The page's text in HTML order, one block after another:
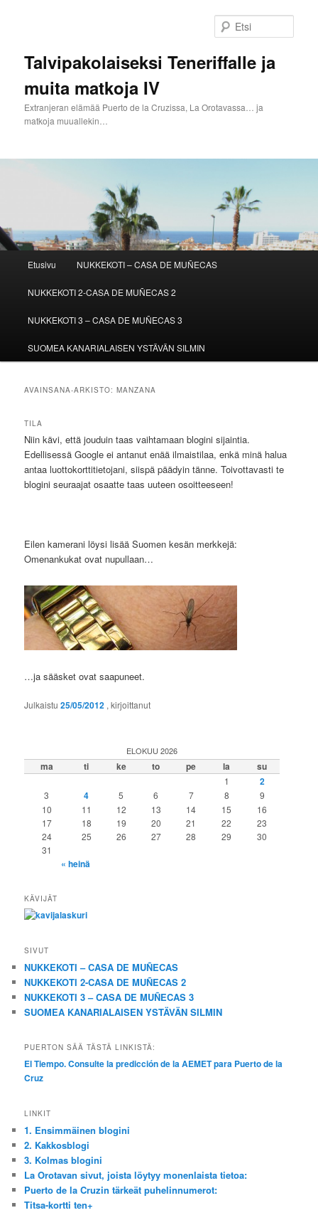
Talvipakolaiseksi Teneriffalle ja
muita matkoja IV
Extranjeran elämää Puerto de la Cruzissa, La Orotavassa… ja
matkoja muuallekin…
Etusivu NUKKEKOTI – CASA DE MUÑECAS
NUKKEKOTI 2-CASA DE MUÑECAS 2
NUKKEKOTI 3 – CASA DE MUÑECAS 3
SUOMEA KANARIALAISEN YSTÄVÄN SILMIN
AVAINSANA-ARKISTO:MANZANA
TILA
Niin kävi, että jouduin taas vaihtamaan blogini sijaintia.
Edellisessä Google ei antanut enää ilmaistilaa, enkä minä halua
antaa luottokorttitietojani, siispä päädyin tänne. Toivottavasti te
blogini seuraajat osaatte taas uuteen osoitteeseen!
Eilen kamerani löysi lisää Suomen kesän merkkejä:
Omenankukat ovat nupullaan…
…ja sääsket ovat saapuneet.
Julkaistu25/05/2012 , kirjoittanut
ELOKUU 2026
ma ti ke to pe la su
1 2
3 4 5 6 7 8
9
10
11 12 13 14 15
16
17
18 19 20 21 22
23
24
25 26 27 28 29
30
31
« heinä
KÄVIJÄT
SIVUT
NUKKEKOTI – CASA DE MUÑECAS
NUKKEKOTI 2-CASA DE MUÑECAS 2
NUKKEKOTI 3 – CASA DE MUÑECAS 3
SUOMEA KANARIALAISEN YSTÄVÄN SILMIN
PUERTON SÄÄ TÄSTÄ LINKISTÄ:
El Tiempo. Consulte la predicción de la AEMET para Puerto de la
Cruz
LINKIT
1. Ensimmäinen blogini
2. Kakkosblogi
3. Kolmas blogini
La Orotavan sivut, joista löytyy monenlaista tietoa:
Puerto de la Cruzin tärkeät puhelinnumerot:
Titsa-kortti ten+